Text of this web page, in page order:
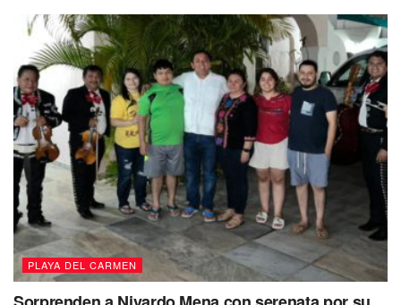
PLAYA DEL CARMEN